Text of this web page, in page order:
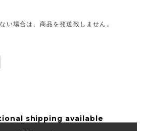
い場合は、商品を発送致しません。
shipping available